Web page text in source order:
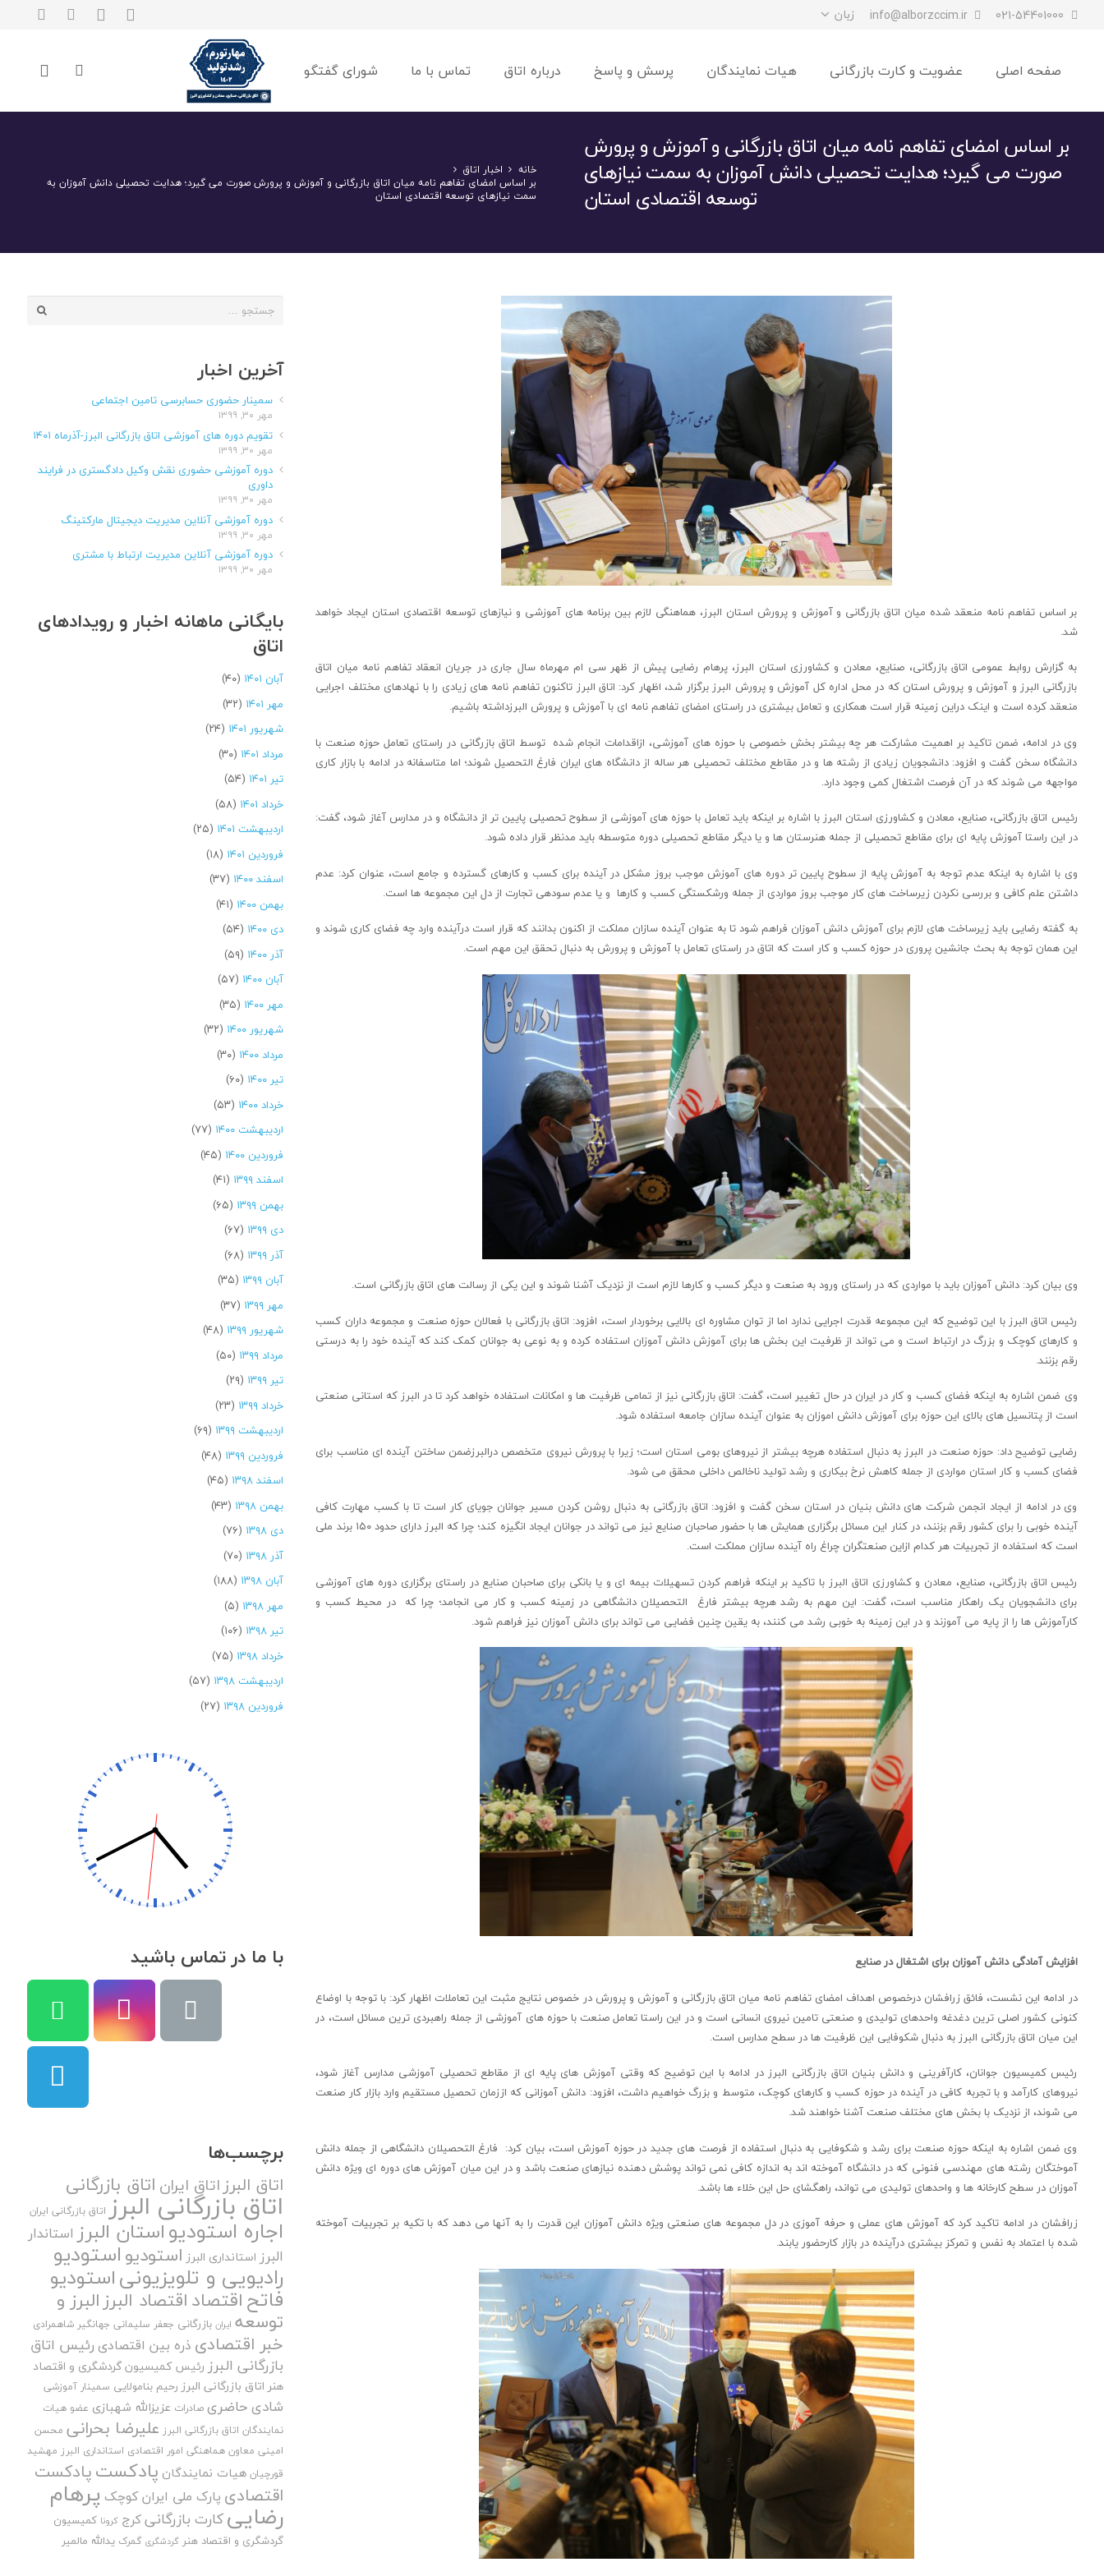
021-54401000
info@alborzccim.ir زبان
صفحه اصلی عضویت و کارت بازرگانی هیات نمایندگان پرسش و پاسخ درباره اتاق تماس با ما شورای گفتگو
بر اساس امضای تفاهم نامه میان اتاق بازرگانی و آموزش و پرورش
صورت می گیرد؛ هدایت تحصیلی دانش آموزان به سمت نیازهای
توسعه اقتصادی استان
خانه
اخبار اتاق
بر اساس امضای تفاهم نامه میان اتاق بازرگانی و آموزش و پرورش صورت می گیرد؛ هدایت تحصیلی دانش آموزان به
سمت نیازهای توسعه اقتصادی استان
بر اساس تفاهم نامه منعقد شده میان اتاق بازرگانی و آموزش و پرورش استان البرز، هماهنگی لازم بین برنامه های آموزشی و نیازهای توسعه اقتصادی استان ایجاد خواهد
شد.
به گزارش روابط عمومی اتاق بازرگانی، صنایع، معادن و کشاورزی استان البرز، پرهام رضایی پیش از ظهر سی ام مهرماه سال جاری در جریان انعقاد تفاهم نامه میان اتاق
بازرگانی البرز و آموزش و پرورش استان که در محل اداره کل آموزش و پرورش البرز برگزار شد، اظهار کرد: اتاق البرز تاکنون تفاهم نامه های زیادی را با نهادهای مختلف اجرایی
منعقد کرده است و اینک دراین زمینه قرار است همکاری و تعامل بیشتری در راستای امضای تفاهم نامه ای با آموزش و پرورش البرزداشته باشیم.
وی در ادامه، ضمن تاکید بر اهمیت مشارکت هر چه بیشتر بخش خصوصی با حوزه های آموزشی، ازاقدامات انجام شده توسط اتاق بازرگانی در راستای تعامل حوزه صنعت با
دانشگاه سخن گفت و افزود: دانشجویان زیادی از رشته ها و در مقاطع مختلف تحصیلی هر ساله از دانشگاه های ایران فارغ التحصیل شوند؛ اما متاسفانه در ادامه با بازار کاری
مواجهه می شوند که در آن فرصت اشتغال کمی وجود دارد.
رئیس اتاق بازرگانی، صنایع، معادن و کشاورزی استان البرز با اشاره بر اینکه باید تعامل با حوزه های آموزشی از سطوح تحصیلی پایین تر از دانشگاه و در مدارس آغاز شود، گفت:
در این راستا آموزش پایه ای برای مقاطع تحصیلی از جمله هنرستان ها و یا دیگر مقاطع تحصیلی دوره متوسطه باید مدنظر قرار داده شود.
وی با اشاره به اینکه عدم توجه به آموزش پایه از سطوح پایین تر دوره های آموزش موجب بروز مشکل در آینده برای کسب و کارهای گسترده و جامع است، عنوان کرد: عدم
داشتن علم کافی و بررسی نکردن زیرساخت های کار موجب بروز مواردی از جمله ورشکستگی کسب و کارها و یا عدم سودهی تجارت از دل این مجموعه ها است.
به گفته رضایی باید زیرساخت های لازم برای آموزش دانش آموزان فراهم شود تا به عنوان آینده سازان مملکت از اکنون بدانند که قرار است درآینده وارد چه فضای کاری شوند و
این همان توجه به بحث جانشین پروری در حوزه کسب و کار است که اتاق در راستای تعامل با آموزش و پرورش به دنبال تحقق این مهم است.
وی بیان کرد: دانش آموزان باید با مواردی که در راستای ورود به صنعت و دیگر کسب و کارها لازم است از نزدیک آشنا شوند و این یکی از رسالت های اتاق بازرگانی است.
رئیس اتاق البرز با این توضیح که این مجموعه قدرت اجرایی ندارد اما از توان مشاوره ای بالایی برخوردار است، افزود: اتاق بازرگانی با فعالان حوزه صنعت و مجموعه داران کسب
و کارهای کوچک و بزرگ در ارتباط است و می تواند از ظرفیت این بخش ها برای آموزش دانش آموزان استفاده کرده و به نوعی به جوانان کمک کند که آینده خود را به درستی
رقم بزنند.
وی ضمن اشاره به اینکه فضای کسب و کار در ایران در حال تغییر است، گفت: اتاق بازرگانی نیز از تمامی ظرفیت ها و امکانات استفاده خواهد کرد تا در البرز که استانی صنعتی
است از پتانسیل های بالای این حوزه برای آموزش دانش اموزان به عنوان آینده سازان جامعه استفاده شود.
رضایی توضیح داد: حوزه صنعت در البرز به دنبال استفاده هرچه بیشتر از نیروهای بومی استان است؛ زیرا با پرورش نیروی متخصص درالبرزضمن ساختن آینده ای مناسب برای
فضای کسب و کار استان مواردی از جمله کاهش نرخ بیکاری و رشد تولید ناخالص داخلی محقق می شود.
وی در ادامه از ایجاد انجمن شرکت های دانش بنیان در استان سخن گفت و افزود: اتاق بازرگانی به دنبال روشن کردن مسیر جوانان جویای کار است تا با کسب مهارت کافی
آینده خوبی را برای کشور رقم بزنند، در کنار این مسائل برگزاری همایش ها با حضور صاحبان صنایع نیز می تواند در جوانان ایجاد انگیزه کند؛ چرا که البرز دارای حدود ۱۵۰ برند ملی
است که استفاده از تجربیات هر کدام ازاین صنعتگران چراغ راه آینده سازان مملکت است.
رئیس اتاق بازرگانی، صنایع، معادن و کشاورزی اتاق البرز با تاکید بر اینکه فراهم کردن تسهیلات بیمه ای و یا بانکی برای صاحبان صنایع در راستای برگزاری دوره های آموزشی
برای دانشجویان یک راهکار مناسب است، گفت: این مهم به رشد هرچه بیشتر فارغ التحصیلان دانشگاهی در زمینه کسب و کار می انجامد؛ چرا که در محیط کسب و
کارآموزش ها را از پایه می آموزند و در این زمینه به خوبی رشد می کنند، به یقین چنین فضایی می تواند برای دانش آموزان نیز فراهم شود.
افزایش آمادگی دانش آموزان برای اشتغال در صنایع
در ادامه این نشست، فائق زرافشان درخصوص اهداف امضای تفاهم نامه میان اتاق بازرگانی و آموزش و پرورش در خصوص نتایج مثبت این تعاملات اظهار کرد: با توجه با اوضاع
کنونی کشور اصلی ترین دغدغه واحدهای تولیدی و صنعتی تامین نیروی انسانی است و در این راستا تعامل صنعت با حوزه های آموزشی از جمله راهبردی ترین مسائل است، در
این میان اتاق بازرگانی البرز به دنبال شکوفایی این ظرفیت ها در سطح مدارس است.
رئیس کمیسیون جوانان، کارآفرینی و دانش بنیان اتاق بازرگانی البرز در ادامه با این توضیح که وقتی آموزش های پایه ای از مقاطع تحصیلی آموزشی مدارس آغاز شود،
نیروهای کارآمد و با تجربه کافی در آینده در حوزه کسب و کارهای کوچک، متوسط و بزرگ خواهیم داشت، افزود: دانش آموزانی که اززمان تحصیل مستقیم وارد بازار کار صنعت
می شوند، از نزدیک با بخش های مختلف صنعت آشنا خواهند شد.
وی ضمن اشاره به اینکه حوزه صنعت برای رشد و شکوفایی به دنبال استفاده از فرصت های جدید در حوزه آموزش است، بیان کرد: فارغ التحصیلان دانشگاهی از جمله دانش
آموختگان رشته های مهندسی فنونی که در دانشگاه آموخته اند به اندازه کافی نمی تواند پوشش دهنده نیازهای صنعت باشد و در این میان آموزش های دوره ای ویژه دانش
آموزان در سطح کارخانه ها و واحدهای تولیدی می تواند، راهگشای حل این خلاء ها باشد.
زرافشان در ادامه تاکید کرد که آموزش های عملی و حرفه آموزی در دل مجموعه های صنعتی ویژه دانش آموزان این قدرت را به آنها می دهد که با تکیه بر تجربیات آموخته
شده با اعتماد به نفس و تمرکز بیشتری درآینده در بازار کارحضور یابند.
جستجو
آخرین اخبار
سمینار حضوری حسابرسی تامین اجتماعی
مهر ۳۰, ۱۳۹۹
تقویم دوره های آموزشی اتاق بازرگانی البرز-آذرماه ۱۴۰۱
مهر ۳۰, ۱۳۹۹
دوره آموزشی حضوری نقش وکیل دادگستری در فرایند
داوری
مهر ۳۰, ۱۳۹۹
دوره آموزشی آنلاین مدیریت دیجیتال مارکتینگ
مهر ۳۰, ۱۳۹۹
دوره آموزشی آنلاین مدیریت ارتباط با مشتری
مهر ۳۰, ۱۳۹۹
بایگانی ماهانه اخبار و رویدادهای
اتاق
آبان ۱۴۰۱
(۴۰)
مهر ۱۴۰۱
(۳۲)
شهریور ۱۴۰۱
(۲۴)
مرداد ۱۴۰۱
(۳۰)
تیر ۱۴۰۱
(۵۴)
خرداد ۱۴۰۱
(۵۸)
اردیبهشت ۱۴۰۱
(۲۵)
فروردین ۱۴۰۱
(۱۸)
اسفند ۱۴۰۰
(۳۷)
بهمن ۱۴۰۰
(۴۱)
دی ۱۴۰۰
(۵۴)
آذر ۱۴۰۰
(۵۹)
آبان ۱۴۰۰
(۵۷)
مهر ۱۴۰۰
(۳۵)
شهریور ۱۴۰۰
(۳۲)
مرداد ۱۴۰۰
(۳۰)
تیر ۱۴۰۰
(۶۰)
خرداد ۱۴۰۰
(۵۳)
اردیبهشت ۱۴۰۰
(۷۷)
فروردین ۱۴۰۰
(۴۵)
اسفند ۱۳۹۹
(۴۱)
بهمن ۱۳۹۹
(۶۵)
دی ۱۳۹۹
(۶۷)
آذر ۱۳۹۹
(۶۸)
آبان ۱۳۹۹
(۳۵)
مهر ۱۳۹۹
(۳۷)
شهریور ۱۳۹۹
(۴۸)
مرداد ۱۳۹۹
(۵۰)
تیر ۱۳۹۹
(۲۹)
خرداد ۱۳۹۹
(۲۳)
اردیبهشت ۱۳۹۹
(۶۹)
فروردین ۱۳۹۹
(۴۸)
اسفند ۱۳۹۸
(۴۵)
بهمن ۱۳۹۸
(۴۳)
دی ۱۳۹۸
(۷۶)
آذر ۱۳۹۸
(۷۰)
آبان ۱۳۹۸
(۱۸۸)
مهر ۱۳۹۸
(۵)
تیر ۱۳۹۸
(۱۰۶)
خرداد ۱۳۹۸
(۷۵)
اردیبهشت ۱۳۹۸
(۵۷)
فروردین ۱۳۹۸
(۲۷)
با ما در تماس باشید
برچسب‌ها
اتاق البرزاتاق ایران اتاق بازرگانی
اتاق بازرگانی البرز اتاق بازرگانی ایران
اجاره استودیواستان البرز استاندار
البرز استانداری البرز استودیواستودیو
رادیویی و تلویزیونیاستودیو
فاتحاقتصاداقتصاد البرزالبرز و
توسعه ایران بازرگانی جعفر سلیمانی جهانگیر شاهمرادی
خبر اقتصادی ذره بین اقتصادی رئیس اتاق
بازرگانی البرز رئیس کمیسیون گردشگری و اقتصاد
هنر اتاق بازرگانی البرز رحیم بنامولایی سمینار آموزشی
شادی حاضری صادرات عزیزالله شهبازی عضو هیات
نمایندگان اتاق بازرگانی البرز علیرضا بحرانی محسن
امینی معاون هماهنگی امور اقتصادی استانداری البرز مهشید
قورچیان هیات نمایندگان پادکستپادکست
اقتصادی پارک ملی ایران کوچک پرهام
رضاییکارت بازرگانیکرج کرونا کمیسیون
گردشگری و اقتصاد هنر گردشگری گمرک یدالله مالمیر